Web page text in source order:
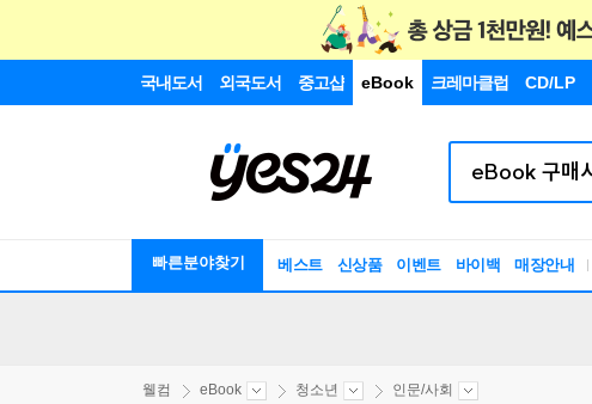
국내도서 외국도서 중고샵 eBook 크레마클럽 CD/LP
빠른분야찾기 베스트 신상품 이벤트 바이백 매장안내
웰컴 eBook 청소년 인문/사회